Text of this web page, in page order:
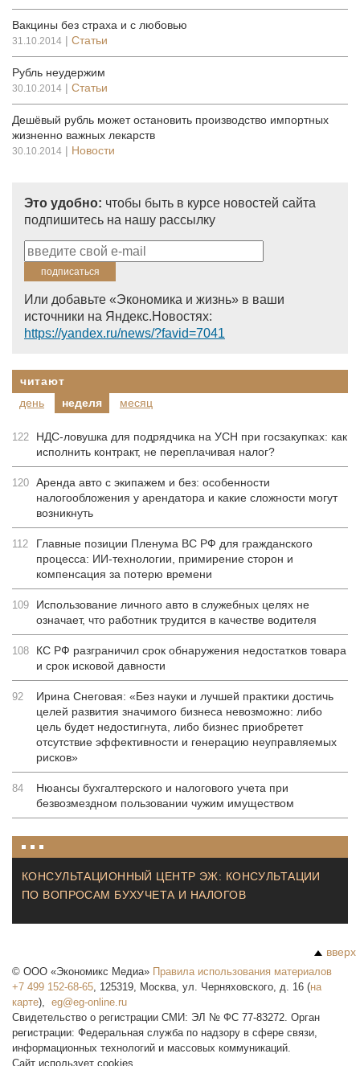
Вакцины без страха и с любовью
31.10.2014 | Статьи
Рубль неудержим
30.10.2014 | Статьи
Дешёвый рубль может остановить производство импортных
жизненно важных лекарств
30.10.2014 | Новости
Это удобно: чтобы быть в курсе новостей сайта
подпишитесь на нашу рассылку
Или добавьте «Экономика и жизнь» в ваши
источники на Яндекс.Новостях:
https://yandex.ru/news/?favid=7041
читают
день
неделя месяц
122
НДС-ловушка для подрядчика на УСН при госзакупках: как
исполнить контракт, не переплачивая налог?
120 Аренда авто с экипажем и без: особенности
налогообложения у арендатора и какие сложности могут
возникнуть
112
Главные позиции Пленума ВС РФ для гражданского
процесса: ИИ-технологии, примирение сторон и
компенсация за потерю времени
109
Использование личного авто в служебных целях не
означает, что работник трудится в качестве водителя
108
КС РФ разграничил срок обнаружения недостатков товара
и срок исковой давности
92
Ирина Снеговая: «Без науки и лучшей практики достичь
целей развития значимого бизнеса невозможно: либо
цель будет недостигнута, либо бизнес приобретет
отсутствие эффективности и генерацию неуправляемых
рисков»
84
Нюансы бухгалтерского и налогового учета при
безвозмездном пользовании чужим имуществом
КОНСУЛЬТАЦИОННЫЙ ЦЕНТР ЭЖ: КОНСУЛЬТАЦИИ
ПО ВОПРОСАМ БУХУЧЕТА И НАЛОГОВ
вверх
© ООО «Экономикс Медиа» Правила использования материалов
+7 499 152-68-65, 125319, Москва, ул. Черняховского, д. 16 (на
карте),
Свидетельство о регистрации СМИ: ЭЛ № ФС 77-83272. Орган
регистрации: Федеральная служба по надзору в сфере связи,
информационных технологий и массовых коммуникаций.
Сайт использует cookies.